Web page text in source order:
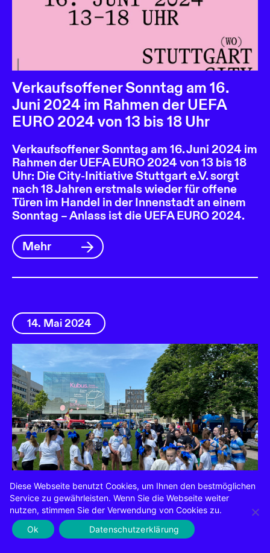
Verkaufsoffener Sonntag am 16.
Juni 2024 im Rahmen der UEFA
EURO 2024 von 13 bis 18 Uhr
Verkaufsoffener Sonntag am 16. Juni 2024 im
Rahmen der UEFA EURO 2024 von 13 bis 18
Uhr: Die City-Initiative Stuttgart e.V. sorgt
nach 18 Jahren erstmals wieder für offene
Türen im Handel in der Innenstadt an einem
Sonntag – Anlass ist die UEFA EURO 2024.
Mehr
14. Mai 2024
Beim 20. Kinder- und
Familienfestival wird die Innenstadt
zur Spielwiese
Diese Webseite benutzt Cookies, um Ihnen den bestmöglichen
Service zu gewährleisten. Wenn Sie die Webseite weiter
nutzen, stimmen Sie der Verwendung von Cookies zu.
Ok
Datenschutzerklärung